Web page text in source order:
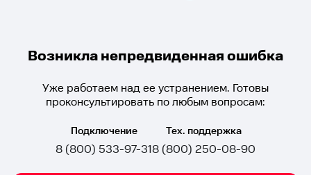
Возникла непредвиденная ошибка
Уже работаем над ее устранением. Готовы
проконсультировать по любым вопросам:
Подключение
8 (800) 533-97-31
Тех. поддержка
8 (800) 250-08-90